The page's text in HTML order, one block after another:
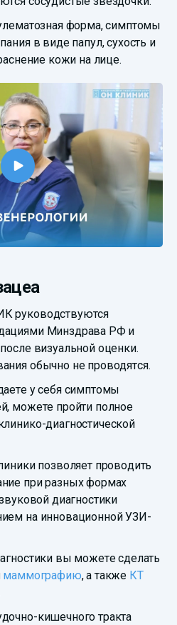
форма, симптомы
в виде папул, сухость и
кожи на лице.
руководствуются
Минздрава РФ и
визуальной оценки.
обычно не проводятся.
у себя симптомы
можете пройти полное
диагностической
позволяет проводить
при разных формах
диагностики
на инновационной УЗИ-
вы можете сделать
маммографию, а также КТ
кишечного тракта